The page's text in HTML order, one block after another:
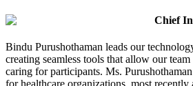
Chief
Bindu Purushothaman leads our
creating seamless tools that allow our
caring for participants. Ms.